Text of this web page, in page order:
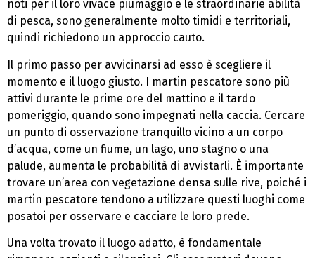
noti per il loro vivace piumaggio e le straordinarie abilità
di pesca, sono generalmente molto timidi e territoriali,
quindi richiedono un approccio cauto.
Il primo passo per avvicinarsi ad esso è scegliere il
momento e il luogo giusto. I martin pescatore sono più
attivi durante le prime ore del mattino e il tardo
pomeriggio, quando sono impegnati nella caccia. Cercare
un punto di osservazione tranquillo vicino a un corpo
d’acqua, come un fiume, un lago, uno stagno o una
palude, aumenta le probabilità di avvistarli. È importante
trovare un’area con vegetazione densa sulle rive, poiché i
martin pescatore tendono a utilizzare questi luoghi come
posatoi per osservare e cacciare le loro prede.
Una volta trovato il luogo adatto, è fondamentale